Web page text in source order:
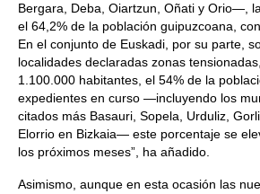
Bergara, Deba, Oiartzun, Oñati y Orio—,
el 64,2% de la población guipuzcoana,
En el conjunto de Euskadi, por su parte,
localidades declaradas zonas
1.100.000 habitantes, el 54% de la
expedientes en curso —incluyendo los
citados más Basauri, Sopela, Urduliz,
Elorrio en Bizkaia— este porcentaje se
los próximos meses”, ha añadido.
Asimismo, aunque en esta ocasión las